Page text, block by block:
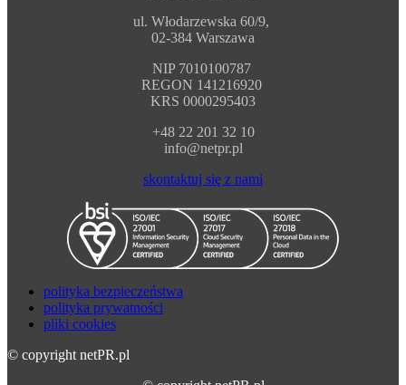
ul. Włodarzewska 60/9,
02-384 Warszawa
NIP 7010100787
REGON 141216920
KRS 0000295403
+48 22 201 32 10
info@netpr.pl
skontaktuj się z nami
polityka bezpieczeństwa
polityka prywatności
pliki cookies
© copyright netPR.pl